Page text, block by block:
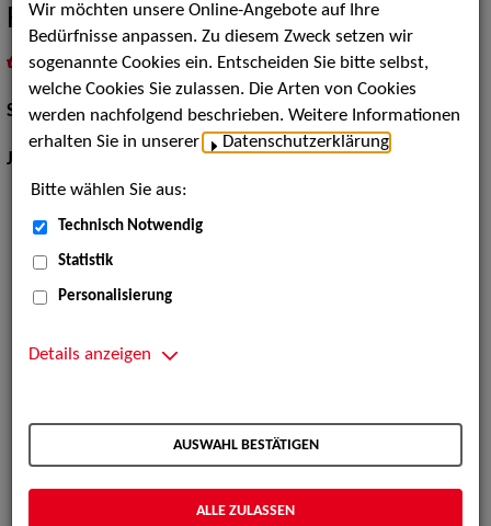
Roman Roth
als PDF speichern
inMeine Merklistelegen
Schauspiel:Bühne
Jahrgang:
Wir möchten unsere Online-Angebote auf Ihre
Bedürfnisse anpassen. Zu diesem Zweck setzen wir
sogenannte Cookies ein. Entscheiden Sie bitte selbst,
welche Cookies Sie zulassen. Die Arten von Cookies
werden nachfolgend beschrieben. Weitere Informationen
erhalten Sie in unserer
Datenschutzerklärung
Bitte wählen Sie aus:
Technisch Notwendig
Statistik
Personalisierung
Details anzeigen
AUSWAHL BESTÄTIGEN
ALLE ZULASSEN